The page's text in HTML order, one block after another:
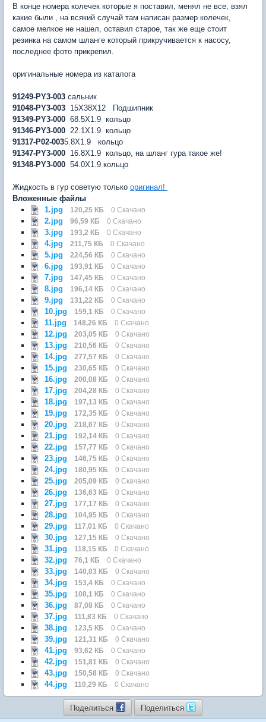
В конце номера колечек которые я поставил, менял не все, взял
какие были , на всякий случай там написан размер колечек,
самое мелкое не нашел, оставил старое, так же еще стоит
резинка на самом шланге который прикручивается к насосу,
последнее фото прикрепил.
оригинальные номера из каталога
91249-PY3-003 сальник
91048-PY3-003 15X38X12 Подшипник
91349-PY3-000 68.5X1.9 кольцо
91346-PY3-000 22.1X1.9 кольцо
91317-P02-0035.8X1.9 кольцо
91347-PY3-000 16.8X1.9 кольцо, на шланг гура такое же!
91348-PY3-000 54.0X1.9 кольцо
Жидкость в гур советую только оригинал!
Вложенные файлы
1.jpg
120,25 КБ 0 Скачано
2.jpg 96,59 КБ 0 Скачано
3.jpg 193,2 КБ 0 Скачано
4.jpg 211,75 КБ 0 Скачано
5.jpg 224,56 КБ 0 Скачано
6.jpg 193,91 КБ 0 Скачано
7.jpg 147,45 КБ 0 Скачано
8.jpg 196,14 КБ 0 Скачано
9.jpg 131,22 КБ 0 Скачано
10.jpg 159,1 КБ 0 Скачано
11.jpg 148,26 КБ 0 Скачано
12.jpg 203,05 КБ 0 Скачано
13.jpg 210,56 КБ 0 Скачано
14.jpg 277,57 КБ 0 Скачано
15.jpg 230,65 КБ 0 Скачано
16.jpg 200,08 КБ 0 Скачано
17.jpg 204,28 КБ 0 Скачано
18.jpg 197,13 КБ 0 Скачано
19.jpg 172,35 КБ 0 Скачано
20.jpg 218,67 КБ 0 Скачано
21.jpg 192,14 КБ 0 Скачано
22.jpg 157,77 КБ 0 Скачано
23.jpg 146,75 КБ 0 Скачано
24.jpg 180,95 КБ 0 Скачано
25.jpg 205,09 КБ 0 Скачано
26.jpg 136,63 КБ 0 Скачано
27.jpg 177,17 КБ 0 Скачано
28.jpg 104,95 КБ 0 Скачано
29.jpg 117,01 КБ 0 Скачано
30.jpg 127,15 КБ 0 Скачано
31.jpg 118,15 КБ 0 Скачано
32.jpg 76,1 КБ 0 Скачано
33.jpg 140,03 КБ 0 Скачано
34.jpg 153,4 КБ 0 Скачано
35.jpg 108,1 КБ 0 Скачано
36.jpg 87,08 КБ 0 Скачано
37.jpg 111,83 КБ 0 Скачано
38.jpg 123,5 КБ 0 Скачано
39.jpg 121,31 КБ 0 Скачано
41.jpg 93,62 КБ 0 Скачано
42.jpg 151,81 КБ 0 Скачано
43.jpg 150,58 КБ 0 Скачано
44.jpg 110,29 КБ 0 Скачано
Поделиться Поделиться